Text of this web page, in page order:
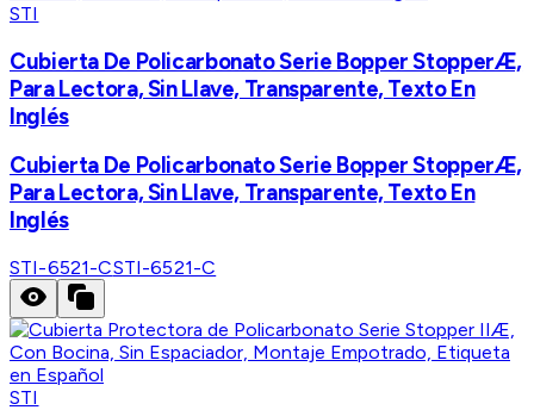
STI
Cubierta De Policarbonato Serie Bopper StopperÆ,
Para Lectora, Sin Llave, Transparente, Texto En
Inglés
Cubierta De Policarbonato Serie Bopper StopperÆ,
Para Lectora, Sin Llave, Transparente, Texto En
Inglés
STI-6521-CSTI-6521-C
STI